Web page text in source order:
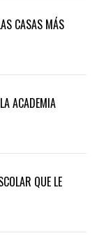
CASAS MÁS
ACADEMIA
QUE LE